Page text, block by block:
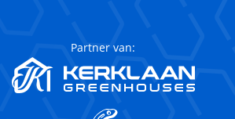
Partner van: